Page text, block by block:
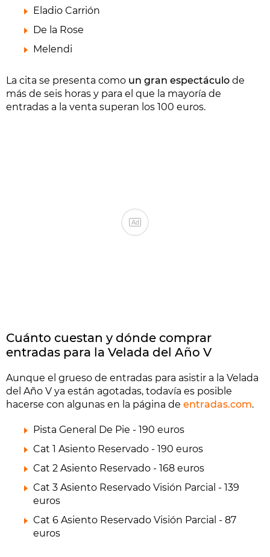
Eladio Carrión
De la Rose
Melendi
La cita se presenta como un gran espectáculo de
más de seis horas y para el que la mayoría de
entradas a la venta superan los 100 euros.
Ad
Cuánto cuestan y dónde comprar
entradas para la Velada del Año V
Aunque el grueso de entradas para asistir a la Velada
del Año V ya están agotadas, todavía es posible
hacerse con algunas en la página de entradas.com.
Pista General De Pie - 190 euros
Cat 1 Asiento Reservado - 190 euros
Cat 2 Asiento Reservado - 168 euros
Cat 3 Asiento Reservado Visión Parcial - 139
euros
Cat 6 Asiento Reservado Visión Parcial - 87
euros